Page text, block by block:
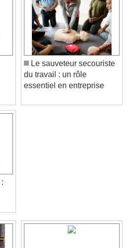
Le sauveteur secouriste
du travail : un rôle